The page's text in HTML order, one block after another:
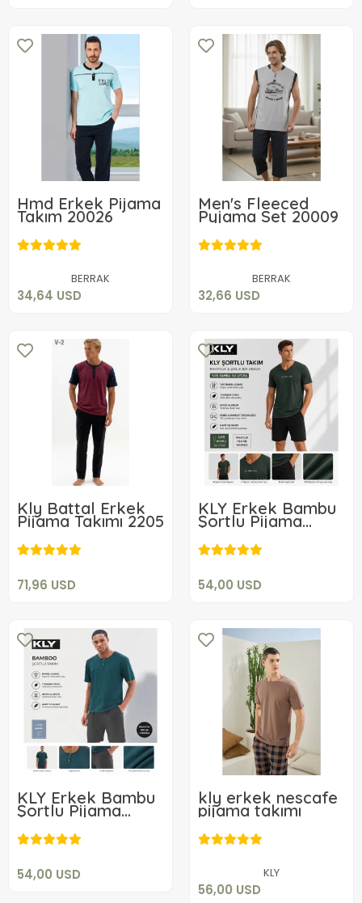
Hmd Erkek Pijama
Takım 20026
BERRAK
34,64 USD
34,64 USD
Men's Fleeced
Pyjama Set 20009
BERRAK
32,66 USD
32,66 USD
Kly Battal Erkek
Pijama Takımı 2205
71,96 USD
71,96 USD
Add to cart
KLY Erkek Bambu
Şortlu Pijama
Takım 26210
54,00 USD
54,00 USD
Add to cart
KLY Erkek Bambu
Şortlu Pijama
Takım 26213
54,00 USD
54,00 USD
Add to cart
kly erkek nescafe
pijama takımı
KLY
56,00 USD
56,00 USD